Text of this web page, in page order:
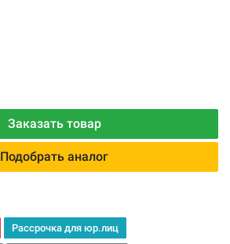
Заказать товар
Подобрать аналог
Рассрочка для юр.лиц